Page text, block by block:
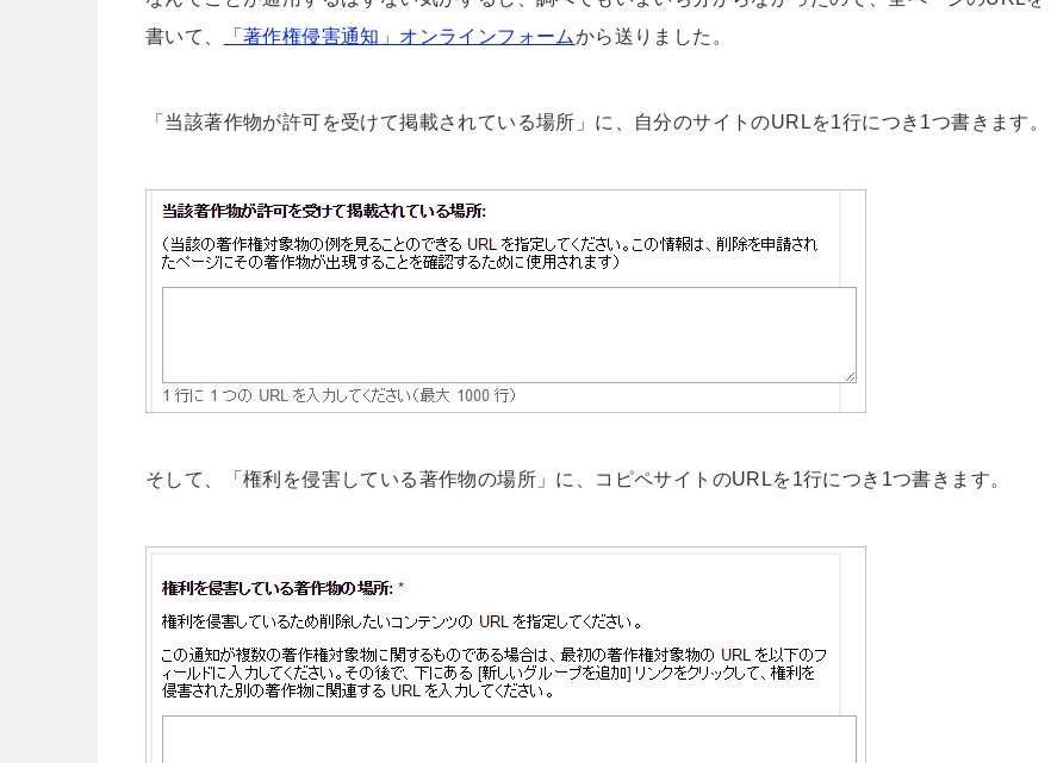
書いて、
「著作権侵害通知」オンラインフォームから送りました。
「当該著作物が許可を受けて掲載されている場所」に、自分のサイトのURLを1行につき1つ書きます。
そして、「権利を侵害している著作物の場所」に、コピペサイトのURLを1行につき1つ書きます。